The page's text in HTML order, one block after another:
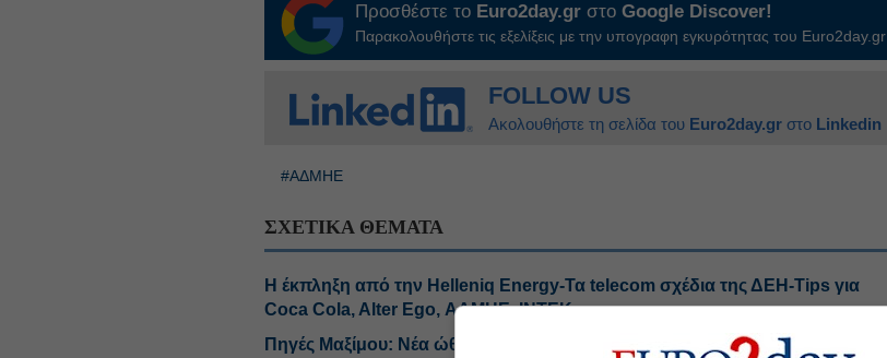
Προσθέστε το Euro2day.gr στοGoogle Discover!
Παρακολουθήστε τις εξελίξεις με την υπογραφη εγκυρότητας του Euro2day.gr
FOLLOW US
Ακολουθήστε τη σελίδα του Euro2day.gr στο Linkedin
#ΑΔΜΗΕ
ΣΧΕΤΙΚΑ ΘΕΜΑΤΑ
H έκπληξη από την Helleniq Energy-Τα telecom σχέδια της ΔΕΗ-Tips για
Coca Cola, Alter Ego, ΑΔΜΗΕ, ΙΝΤΕΚ
Πηγές Μαξίμου: Νέα ώθηση στο GSI με την είσοδο της Meridiam